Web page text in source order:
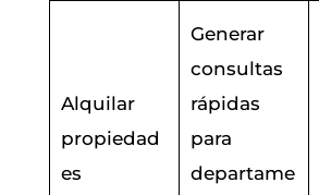
Alquilar
propiedad
es
Generar
consultas
rápidas
para
departame